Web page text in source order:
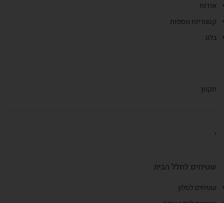
אודות
קטגוריות נוספות
בלוג
תקנון
,
שטיחים לחלל הבית
שטיחים לסלון